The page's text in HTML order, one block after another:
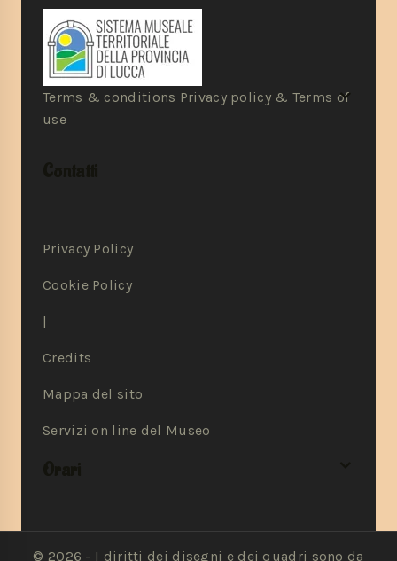
Terms & conditions Privacy policy & Terms of
use
Privacy Policy
Cookie Policy
|
Credits
Mappa del sito
Servizi on line del Museo
© 2026 - I diritti dei disegni e dei quadri sono da